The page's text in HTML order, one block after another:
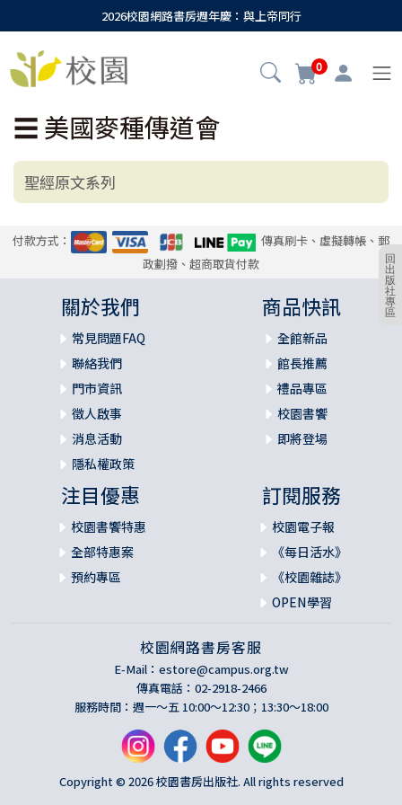
2026校園網路書房週年慶：與上帝同行
0
回
出
版
社
專
區
☰ 美國麥種傳道會
聖經原文系列
付款方式：
傳真刷卡、虛擬轉帳、郵
政劃撥、超商取貨付款
關於我們
常見問題FAQ
聯絡我們
門市資訊
徵人啟事
消息活動
隱私權政策
商品快訊
全館新品
館長推薦
禮品專區
校園書饗
即將登場
注目優惠
校園書饗特惠
全部特惠案
預約專區
訂閱服務
校園電子報
《每日活水》
《校園雜誌》
OPEN學習
校園網路書房客服
E-Mail： estore@campus.org.tw
傳真電話：02-2918-2466
服務時間：週一～五 10:00～12:30；13:30～18:00
Copyright © 2026 校園書房出版社. All rights reserved